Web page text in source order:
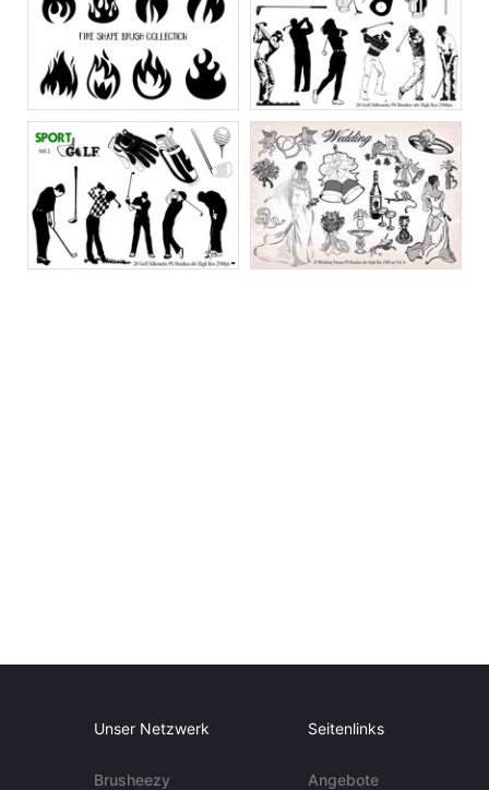
Unser Netzwerk
Brusheezy
Seitenlinks
Angebote